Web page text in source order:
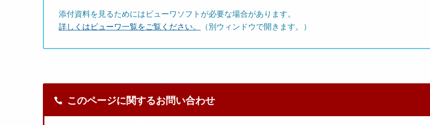
添付資料を見るためにはビューワソフトが必要な場合があります。
詳しくはビューワ一覧をご覧ください。
（別ウィンドウで開きます。）
このページに関するお問い合わせ